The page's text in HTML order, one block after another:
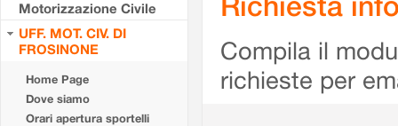
Motorizzazione Civile
UFF. MOT. CIV. DI
FROSINONE
Home Page
Dove siamo
Orari apertura sportelli
Compila il
richieste per